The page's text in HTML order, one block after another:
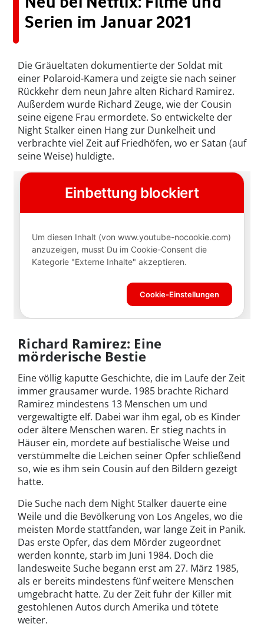
Serien im Januar 2021
Die Gräueltaten dokumentierte der Soldat mit
einer Polaroid-Kamera und zeigte sie nach seiner
Rückkehr dem neun Jahre alten Richard Ramirez.
Außerdem wurde Richard Zeuge, wie der Cousin
seine eigene Frau ermordete. So entwickelte der
Night Stalker einen Hang zur Dunkelheit und
verbrachte viel Zeit auf Friedhöfen, wo er Satan (auf
seine Weise) huldigte.
Richard Ramirez: Eine
mörderische Bestie
Eine völlig kaputte Geschichte, die im Laufe der Zeit
immer grausamer wurde. 1985 brachte Richard
Ramirez mindestens 13 Menschen um und
vergewaltigte elf. Dabei war ihm egal, ob es Kinder
oder ältere Menschen waren. Er stieg nachts in
Häuser ein, mordete auf bestialische Weise und
verstümmelte die Leichen seiner Opfer schließend
so, wie es ihm sein Cousin auf den Bildern gezeigt
hatte.
Die Suche nach dem Night Stalker dauerte eine
Weile und die Bevölkerung von Los Angeles, wo die
meisten Morde stattfanden, war lange Zeit in Panik.
Das erste Opfer, das dem Mörder zugeordnet
werden konnte, starb im Juni 1984. Doch die
landesweite Suche begann erst am 27. März 1985,
als er bereits mindestens fünf weitere Menschen
umgebracht hatte. Zu der Zeit fuhr der Killer mit
gestohlenen Autos durch Amerika und tötete
weiter.